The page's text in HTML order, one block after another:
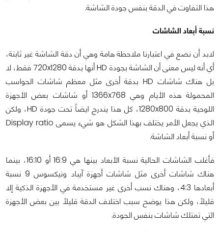
هذا التفاوت في الدقة بنفس جودة الشاشة.
نسبة أبعاد الشاشات
لابد أن نضع في اعتبارنا ملاحظة هامة وهي أن دقة الشاشة غير ثابتة،
أي أنه ليس معنى أن الشاشة بجودة HD أنها بدقة 720x1280 فقط، لا
بل هناك شاشات HD بدقة أخرى مثل معظم شاشات الحواسب
المحمولة هذه الأيام وهي 1366x768 أو شاشات بعض الأجهزة
اللوحية بدقة 1280x800، كل هذا يندرج ايضاً تحت جودة HD، ولكن
الذي يجعل الأمر يختلف بهذا الشكل هو شيء يسمى Display ratio
أو نسبة أبعاد الشاشة.
فأغلب الشاشات الحالية نسبة الأبعاد بينها هي 16:9 أو 16:10، بينما
هناك شاشات أخرى مثل شاشات أجهزة آيباد ونيكسوس 9 نسبة
أبعادها 4:3، وهناك نسب أخرى غير مستخدمة في الأجهزة الذكية إلا
قليلاً، ولكن هذا يوضح سبب اختلاف الدقة قليلاً بين بعض الأجهزة
التي تمتلك شاشات بنفس الجودة.